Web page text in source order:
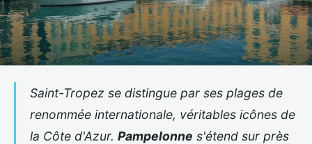
Saint-Tropez se distingue par ses plages de
renommée internationale, véritables icônes de
la Côte d'Azur. Pampelonne s'étend sur près